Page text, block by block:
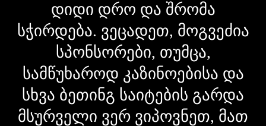
დიდი დრო და შრომა
სჭირდება. ვეცადეთ, მოგვეძია
სპონსორები, თუმცა,
სამწუხაროდ კაზინოებისა და
სხვა ბეთინგ საიტების გარდა
მსურველი ვერ ვიპოვნეთ, მათ